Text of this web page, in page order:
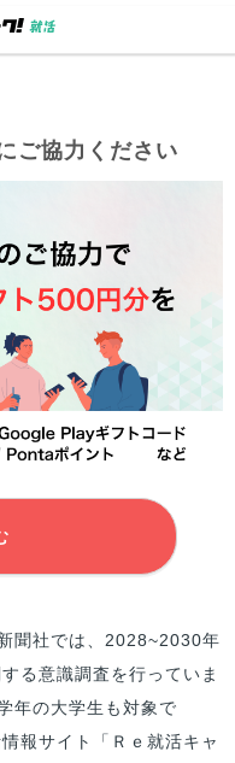
ご協力ください
聞社では、2028~2030年
る意識調査を行っていま
年の大学生も対象で
報サイト「Ｒｅ就活キャ